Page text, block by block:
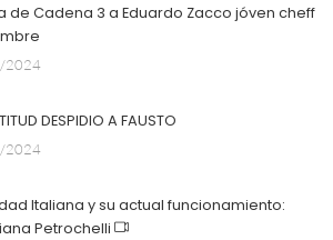
de Cadena 3 a Eduardo Zacco jóven cheff
2024
DESPIDIO A FAUSTO
2024
Italiana y su actual funcionamiento:
Petrochelli